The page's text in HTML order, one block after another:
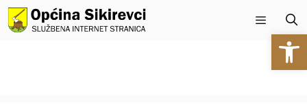
Preskoči
na
Izbornik